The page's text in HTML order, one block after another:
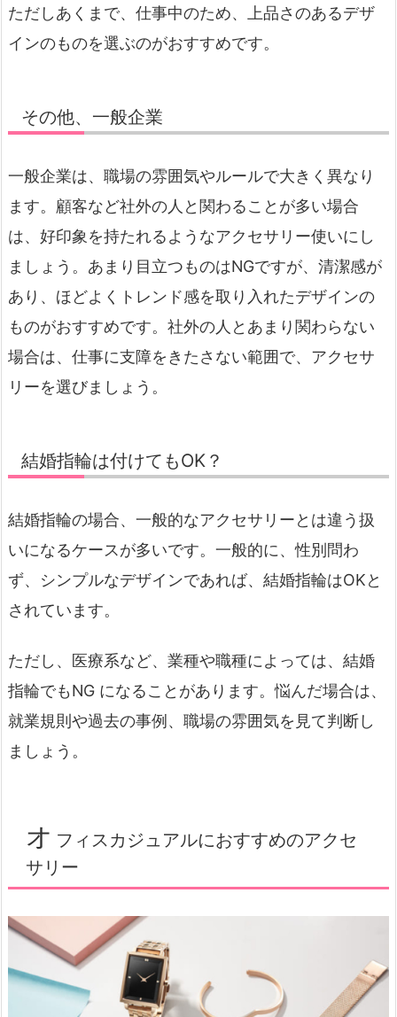
ただしあくまで、仕事中のため、上品さのあるデザ
インのものを選ぶのがおすすめです。
その他、一般企業
一般企業は、職場の雰囲気やルールで大きく異なり
ます。顧客など社外の人と関わることが多い場合
は、好印象を持たれるようなアクセサリー使いにし
ましょう。あまり目立つものはNGですが、清潔感が
あり、ほどよくトレンド感を取り入れたデザインの
ものがおすすめです。社外の人とあまり関わらない
場合は、仕事に支障をきたさない範囲で、アクセサ
リーを選びましょう。
結婚指輪は付けてもOK？
結婚指輪の場合、一般的なアクセサリーとは違う扱
いになるケースが多いです。一般的に、性別問わ
ず、シンプルなデザインであれば、結婚指輪はOKと
されています。
ただし、医療系など、業種や職種によっては、結婚
指輪でもNG になることがあります。悩んだ場合は、
就業規則や過去の事例、職場の雰囲気を見て判断し
ましょう。
オ フィスカジュアルにおすすめのアクセ
サリー